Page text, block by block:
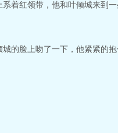
着红领带，他和叶倾城来到
的脸上吻了一下，他紧紧的